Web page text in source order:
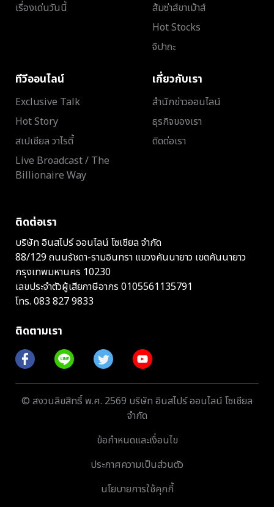
เรื่องเด่นวันนี้
ส้มซ่าส์ขาเม้าส์
Hot Stocks
จิปาถะ
ทีวีออนไลน์
Exclusive Talk
Hot Story
สเปเชียล วาไรตี้
Live Broadcast / The
Billionaire Way
เกี่ยวกับเรา
สำนักข่าวออนไลน์
ธุรกิจของเรา
ติดต่อเรา
ติดต่อเรา
บริษัท อินสไปร์ ออนไลน์ โซเชียล จำกัด
88/129 ถนนรัชดา-รามอินทรา แขวงคันนายาว เขตคันนายาว
กรุงเทพมหานคร 10230
เลขประจำตัวผู้เสียภาษีอากร 0105561135791
โทร. 083 827 9833
ติดตามเรา
© สงวนลิขสิทธิ์ พ.ศ. 2569 บริษัท อินสไปร์ ออนไลน์ โซเชียล
จำกัด
ข้อกำหนดและเงื่อนไข
ประกาศความเป็นส่วนตัว
นโยบายการใช้คุกกี้